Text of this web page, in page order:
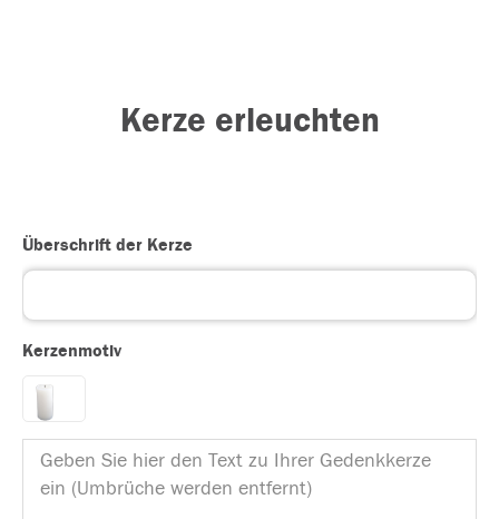
Kerze erleuchten
Überschrift der Kerze
Kerzenmotiv